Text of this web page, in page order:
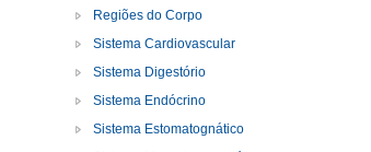
Regiões do Corpo
Sistema Cardiovascular
Sistema Digestório
Sistema Endócrino
Sistema Estomatognático